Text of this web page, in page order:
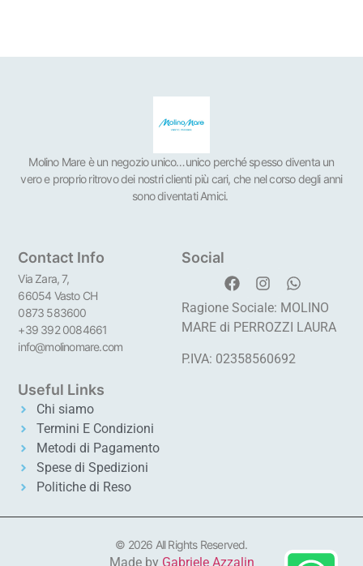
Molino Mare è un negozio unico…unico perché spesso diventa un
vero e proprio ritrovo dei nostri clienti più cari, che nel corso degli anni
sono diventati Amici.
Contact Info
Via Zara, 7,
66054 Vasto CH
0873 583600
+39 392 0084661
info@molinomare.com
Social
Ragione Sociale: MOLINO
MARE di PERROZZI LAURA
P.IVA: 02358560692
Useful Links
Chi siamo
Termini E Condizioni
Metodi di Pagamento
Spese di Spedizioni
Politiche di Reso
© 2026 All Rights Reserved.
Made by Gabriele Azzalin